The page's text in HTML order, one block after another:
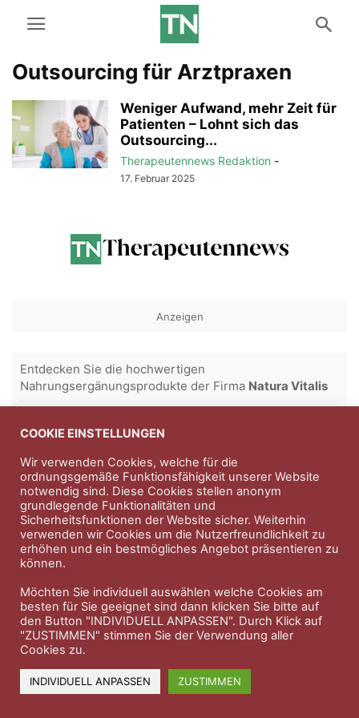
Outsourcing für Arztpraxen
Weniger Aufwand, mehr Zeit für
Patienten – Lohnt sich das
Outsourcing...
Therapeutennews Redaktion -
17. Februar 2025
Anzeigen
Entdecken Sie die hochwertigen
Nahrungsergänungsprodukte der Firma Natura Vitalis
Versicherungen und Finanzdienstleistungen seit 1986 -
Impressum Nutzungsbedingungen
Datenschutzerklärung Therapeutenkatalog Über uns
COOKIE EINSTELLUNGEN
Wir verwenden Cookies, welche für die
ordnungsgemäße Funktionsfähigkeit unserer Website
notwendig sind. Diese Cookies stellen anonym
grundlegende Funktionalitäten und
Sicherheitsfunktionen der Website sicher. Weiterhin
verwenden wir Cookies um die Nutzerfreundlichkeit zu
erhöhen und ein bestmögliches Angebot präsentieren zu
können.
Möchten Sie individuell auswählen welche Cookies am
besten für Sie geeignet sind dann klicken Sie bitte auf
den Button "INDIVIDUELL ANPASSEN". Durch Klick auf
"ZUSTIMMEN" stimmen Sie der Verwendung aller
Cookies zu.
INDIVIDUELL ANPASSEN ZUSTIMMEN